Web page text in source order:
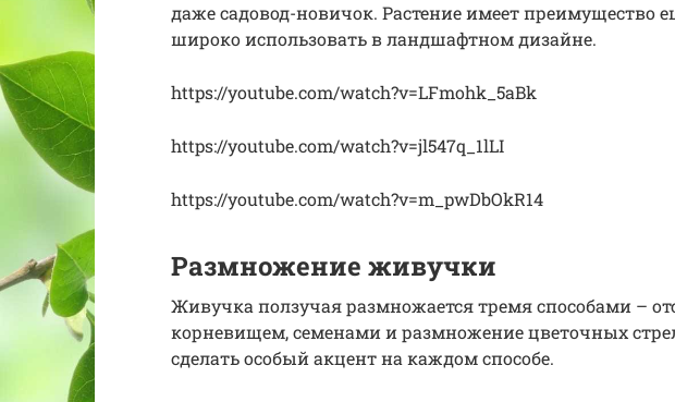
даже садовод-новичок. Растение имеет преимущество
широко использовать в ландшафтном дизайне.
https://youtube.com/watch?v=LFmohk_5aBk
https://youtube.com/watch?v=jl547q_1lLI
https://youtube.com/watch?v=m_pwDbOkR14
Размножение живучки
Живучка ползучая размножается тремя способами –
корневищем, семенами и размножение цветочных
сделать особый акцент на каждом способе.